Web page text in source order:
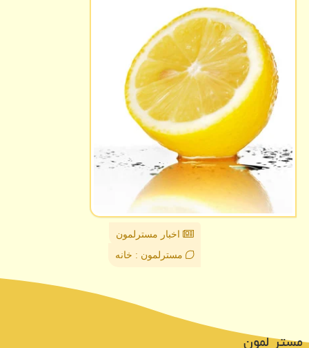
اخبار مسترلمون
مسترلمون : خانه
مستر لمون